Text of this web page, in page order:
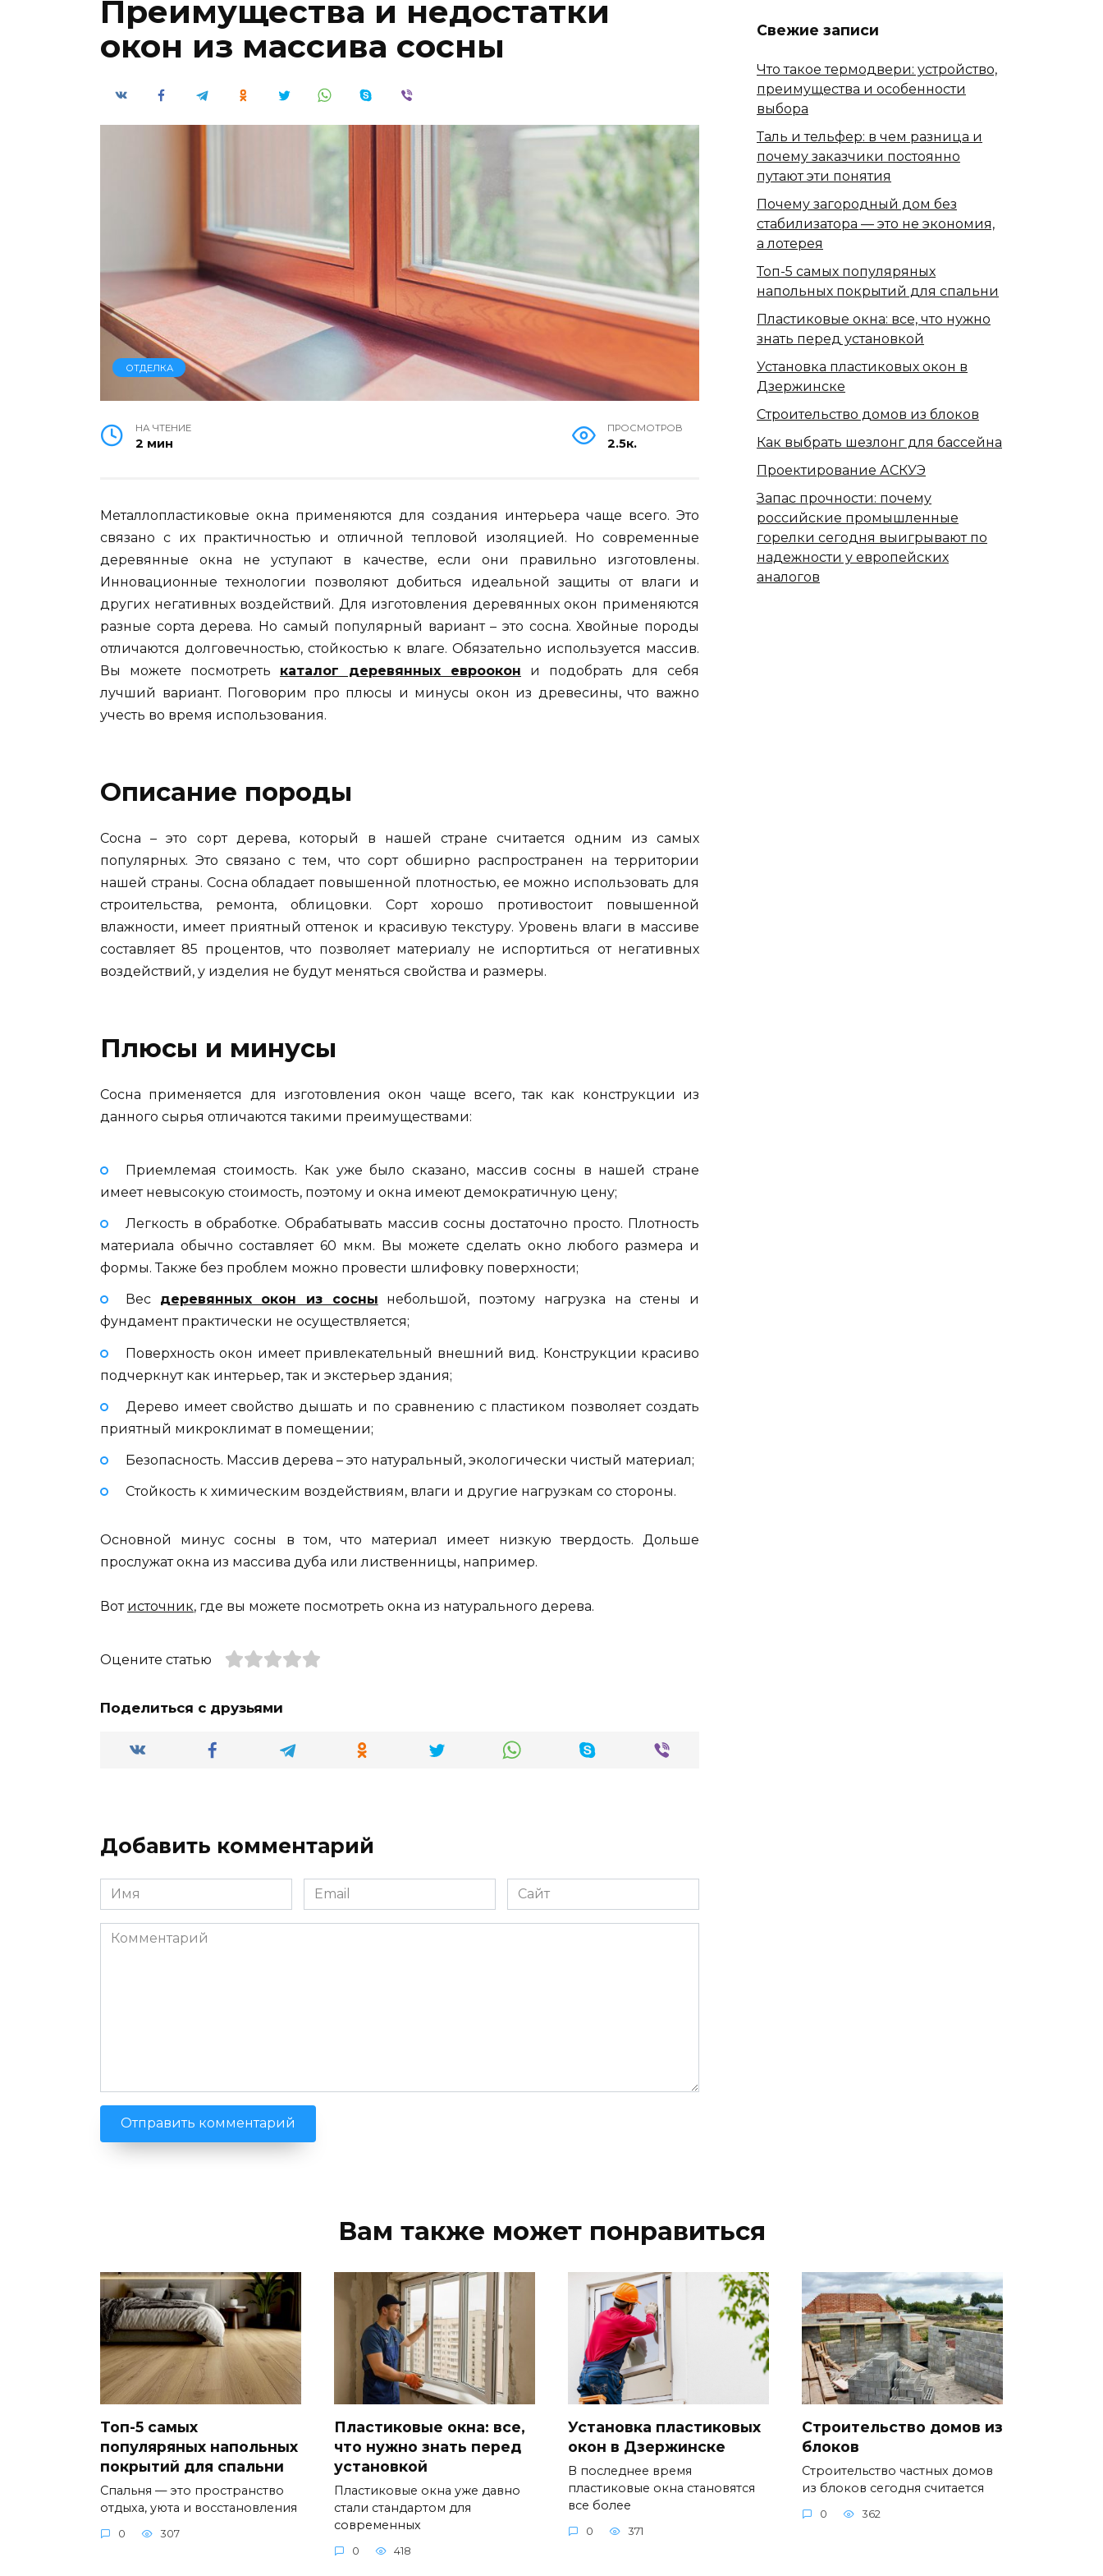
Преимущества и недостатки
окон из массива сосны
ОТДЕЛКА
НА ЧТЕНИЕ
2 мин
ПРОСМОТРОВ
2.5к.
Металлопластиковые окна применяются для создания интерьера чаще всего. Это
связано с их практичностью и отличной тепловой изоляцией. Но современные
деревянные окна не уступают в качестве, если они правильно изготовлены.
Инновационные технологии позволяют добиться идеальной защиты от влаги и
других негативных воздействий. Для изготовления деревянных окон применяются
разные сорта дерева. Но самый популярный вариант – это сосна. Хвойные породы
отличаются долговечностью, стойкостью к влаге. Обязательно используется массив.
Вы можете посмотреть каталог деревянных евроокон и подобрать для себя
лучший вариант. Поговорим про плюсы и минусы окон из древесины, что важно
учесть во время использования.
Описание породы
Сосна – это сорт дерева, который в нашей стране считается одним из самых
популярных. Это связано с тем, что сорт обширно распространен на территории
нашей страны. Сосна обладает повышенной плотностью, ее можно использовать для
строительства, ремонта, облицовки. Сорт хорошо противостоит повышенной
влажности, имеет приятный оттенок и красивую текстуру. Уровень влаги в массиве
составляет 85 процентов, что позволяет материалу не испортиться от негативных
воздействий, у изделия не будут меняться свойства и размеры.
Плюсы и минусы
Сосна применяется для изготовления окон чаще всего, так как конструкции из
данного сырья отличаются такими преимуществами:
Приемлемая стоимость. Как уже было сказано, массив сосны в нашей стране
имеет невысокую стоимость, поэтому и окна имеют демократичную цену;
Легкость в обработке. Обрабатывать массив сосны достаточно просто. Плотность
материала обычно составляет 60 мкм. Вы можете сделать окно любого размера и
формы. Также без проблем можно провести шлифовку поверхности;
Вес деревянных окон из сосны небольшой, поэтому нагрузка на стены и
фундамент практически не осуществляется;
Поверхность окон имеет привлекательный внешний вид. Конструкции красиво
подчеркнут как интерьер, так и экстерьер здания;
Дерево имеет свойство дышать и по сравнению с пластиком позволяет создать
приятный микроклимат в помещении;
Безопасность. Массив дерева – это натуральный, экологически чистый материал;
Стойкость к химическим воздействиям, влаги и другие нагрузкам со стороны.
Основной минус сосны в том, что материал имеет низкую твердость. Дольше
прослужат окна из массива дуба или лиственницы, например.
Вот источник, где вы можете посмотреть окна из натурального дерева.
Оцените статью
Поделиться с друзьями
Добавить комментарий
Имя
*
Email
*
Сайт
Комментарий
Свежие записи
Что такое термодвери: устройство,
преимущества и особенности
выбора
Таль и тельфер: в чем разница и
почему заказчики постоянно
путают эти понятия
Почему загородный дом без
стабилизатора — это не экономия,
а лотерея
Топ-5 самых популяряных
напольных покрытий для спальни
Пластиковые окна: все, что нужно
знать перед установкой
Установка пластиковых окон в
Дзержинске
Строительство домов из блоков
Как выбрать шезлонг для бассейна
Проектирование АСКУЭ
Запас прочности: почему
российские промышленные
горелки сегодня выигрывают по
надежности у европейских
аналогов
Вам также может понравиться
Топ-5 самых
популяряных напольных
покрытий для спальни
Спальня — это пространство
отдыха, уюта и восстановления
0 307
Пластиковые окна: все,
что нужно знать перед
установкой
Пластиковые окна уже давно
стали стандартом для
современных
0 418
Установка пластиковых
окон в Дзержинске
В последнее время
пластиковые окна становятся
все более
0 371
Строительство домов из
блоков
Строительство частных домов
из блоков сегодня считается
0 362